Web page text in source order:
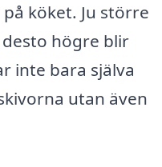
köket. Ju större
högre blir
inte bara själva
utan även